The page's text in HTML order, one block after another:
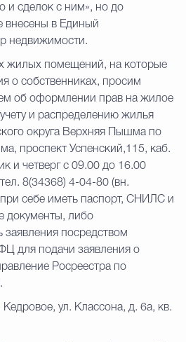
Открытые
и сделок с ним», но до
внесены в Единый
недвижимости.
жилых помещений, на которые
о собственниках, просим
об оформлении прав на жилое
и распределению жилья
округа Верхняя Пышма по
проспект Успенский,115, каб.
и четверг с 09.00 до 16.00
8(34368) 4-04-80 (вн.
себе иметь паспорт, СНИЛС и
документы, либо
заявления посредством
для подачи заявления о
Росреестра по
ул. Классона, д. 6а, кв.